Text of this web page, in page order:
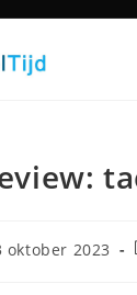
oktober 2023